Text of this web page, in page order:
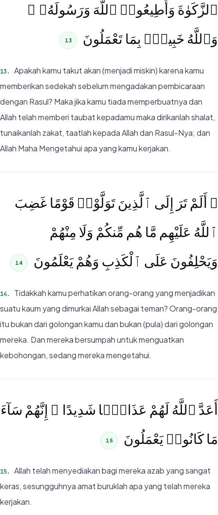
ٱلزَّكَوٰةَ وَأَطِيعُوا۟ ٱللَّهَ وَرَسُولَهُۥ ۚ
وَٱللَّهُ خَبِيرٌۢ بِمَا تَعْمَلُونَ
13
13.
Apakah kamu takut akan (menjadi miskin) karena kamu
memberikan sedekah sebelum mengadakan pembicaraan
dengan Rasul? Maka jika kamu tiada memperbuatnya dan
Allah telah memberi taubat kepadamu maka dirikanlah shalat,
tunaikanlah zakat, taatlah kepada Allah dan Rasul-Nya; dan
Allah Maha Mengetahui apa yang kamu kerjakan.
۞ أَلَمْ تَرَ إِلَى ٱلَّذِينَ تَوَلَّوْا۟ قَوْمًا غَضِبَ
ٱللَّهُ عَلَيْهِم مَّا هُم مِّنكُمْ وَلَا مِنْهُمْ
وَيَحْلِفُونَ عَلَى ٱلْكَذِبِ وَهُمْ يَعْلَمُونَ
14
14.
Tidakkah kamu perhatikan orang-orang yang menjadikan
suatu kaum yang dimurkai Allah sebagai teman? Orang-orang
itu bukan dari golongan kamu dan bukan (pula) dari golongan
mereka. Dan mereka bersumpah untuk menguatkan
kebohongan, sedang mereka mengetahui.
أَعَدَّ ٱللَّهُ لَهُمْ عَذَابًۭا شَدِيدًا ۖ إِنَّهُمْ سَآءَ
مَا كَانُوا۟ يَعْمَلُونَ
15
15.
Allah telah menyediakan bagi mereka azab yang sangat
keras, sesungguhnya amat buruklah apa yang telah mereka
kerjakan.